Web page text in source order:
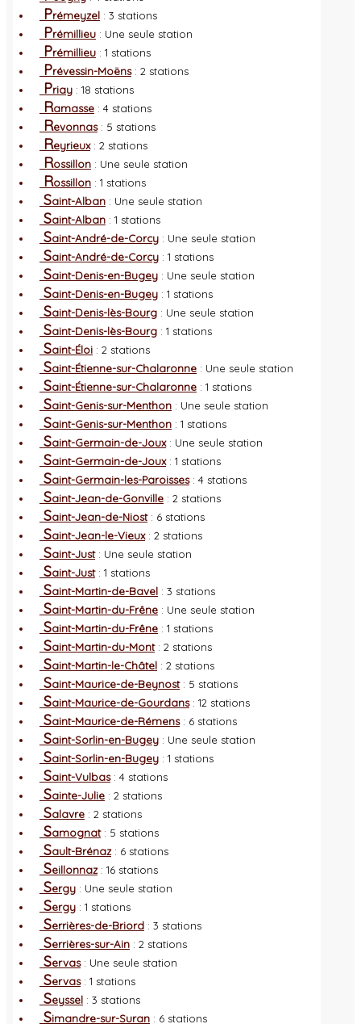
Prémeyzel : 3 stations
Prémillieu : Une seule station
Prémillieu : 1 stations
Prévessin-Moëns: 2 stations
Priay : 18 stations
Ramasse : 4 stations
Revonnas: 5 stations
Reyrieux: 2 stations
Rossillon : Une seule station
Rossillon : 1 stations
Saint-Alban : Une seule station
Saint-Alban : 1 stations
Saint-André-de-Corcy : Une seule station
Saint-André-de-Corcy : 1 stations
Saint-Denis-en-Bugey : Une seule station
Saint-Denis-en-Bugey : 1 stations
Saint-Denis-lès-Bourg : Une seule station
Saint-Denis-lès-Bourg : 1 stations
Saint-Éloi : 2 stations
Saint-Étienne-sur-Chalaronne : Une seule station
Saint-Étienne-sur-Chalaronne : 1 stations
Saint-Genis-sur-Menthon : Une seule station
Saint-Genis-sur-Menthon : 1 stations
Saint-Germain-de-Joux: Une seule station
Saint-Germain-de-Joux: 1 stations
Saint-Germain-les-Paroisses: 4 stations
Saint-Jean-de-Gonville : 2 stations
Saint-Jean-de-Niost: 6 stations
Saint-Jean-le-Vieux: 2 stations
Saint-Just: Une seule station
Saint-Just: 1 stations
Saint-Martin-de-Bavel : 3 stations
Saint-Martin-du-Frêne : Une seule station
Saint-Martin-du-Frêne : 1 stations
Saint-Martin-du-Mont: 2 stations
Saint-Martin-le-Châtel : 2 stations
Saint-Maurice-de-Beynost: 5 stations
Saint-Maurice-de-Gourdans: 12 stations
Saint-Maurice-de-Rémens: 6 stations
Saint-Sorlin-en-Bugey : Une seule station
Saint-Sorlin-en-Bugey : 1 stations
Saint-Vulbas: 4 stations
Sainte-Julie : 2 stations
Salavre : 2 stations
Samognat: 5 stations
Sault-Brénaz: 6 stations
Seillonnaz: 16 stations
Sergy : Une seule station
Sergy : 1 stations
Serrières-de-Briord : 3 stations
Serrières-sur-Ain : 2 stations
Servas: Une seule station
Servas: 1 stations
Seyssel : 3 stations
Simandre-sur-Suran : 6 stations